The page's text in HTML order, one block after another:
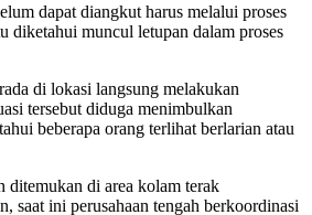
dapat diangkut harus melalui proses
diketahui muncul letupan dalam proses
di lokasi langsung melakukan
tersebut diduga menimbulkan
beberapa orang terlihat berlarian atau
ditemukan di area kolam terak
saat ini perusahaan tengah berkoordinasi